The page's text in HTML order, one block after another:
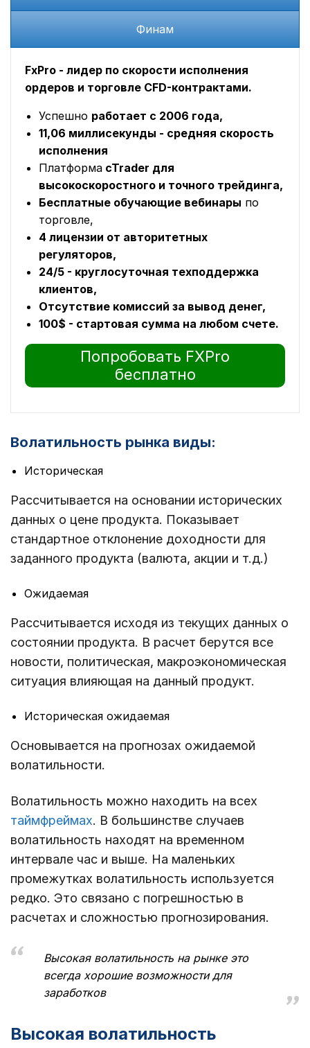
Финам
FxPro - лидер по скорости исполнения
ордеров и торговле CFD-контрактами.
Успешно работает с 2006 года,
11,06 миллисекунды - средняя скорость
исполнения
Платформа cTrader для
высокоскоростного и точного трейдинга,
Бесплатные обучающие вебинары по
торговле,
4 лицензии от авторитетных
регуляторов,
24/5 - круглосуточная техподдержка
клиентов,
Отсутствие комиссий за вывод денег,
100$ - стартовая сумма на любом счете.
Попробовать FXPro
бесплатно
Волатильность рынка виды:
Историческая
Рассчитывается на основании исторических
данных о цене продукта. Показывает
стандартное отклонение доходности для
заданного продукта (валюта, акции и т.д.)
Ожидаемая
Рассчитывается исходя из текущих данных о
состоянии продукта. В расчет берутся все
новости, политическая, макроэкономическая
ситуация влияющая на данный продукт.
Историческая ожидаемая
Основывается на прогнозах ожидаемой
волатильности.
Волатильность можно находить на всех
таймфреймах. В большинстве случаев
волатильность находят на временном
интервале час и выше. На маленьких
промежутках волатильность используется
редко. Это связано с погрешностью в
расчетах и сложностью прогнозирования.
Высокая волатильность на рынке это
всегда хорошие возможности для
заработков
Высокая волатильность